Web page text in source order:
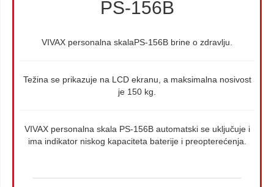
PS-156B
VIVAX personalna skalaPS-156B brine o zdravlju.
Težina se prikazuje na LCD ekranu, a maksimalna nosivost
je 150 kg.
VIVAX personalna skala PS-156B automatski se uključuje i
ima indikator niskog kapaciteta baterije i preopterećenja.